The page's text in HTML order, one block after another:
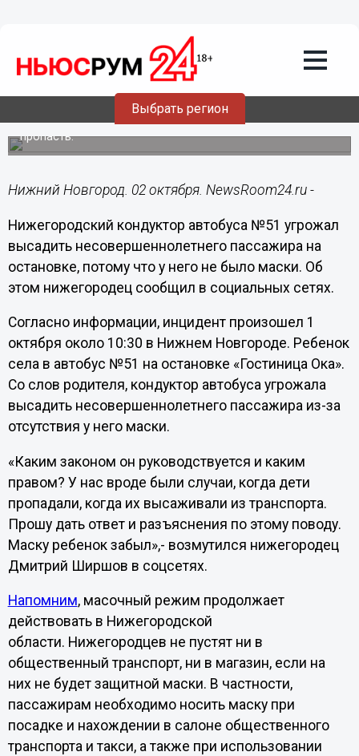
Выбрать регион
02.10.202010:26
Нижегородский кондуктор угрожал
высадить ребенка без маски
Отец школьника опасался, что из-за высадки он мог
пропасть.
Нижний Новгород. 02 октября. NewsRoom24.ru -
Нижегородский кондуктор автобуса №51 угрожал
высадить несовершеннолетнего пассажира на
остановке, потому что у него не было маски. Об
этом нижегородец сообщил в социальных сетях.
Согласно информации, инцидент произошел 1
октября около 10:30 в Нижнем Новгороде. Ребенок
села в автобус №51 на остановке «Гостиница Ока».
Со слов родителя, кондуктор автобуса угрожала
высадить несовершеннолетнего пассажира из-за
отсутствия у него маски.
«Каким законом он руководствуется и каким
правом? У нас вроде были случаи, когда дети
пропадали, когда их высаживали из транспорта.
Прошу дать ответ и разъяснения по этому поводу.
Маску ребенок забыл»,- возмутился нижегородец
Дмитрий Ширшов в соцсетях.
Напомним, масочный режим продолжает
действовать в Нижегородской
области. Нижегородцев не пустят ни в
общественный транспорт, ни в магазин, если на
них не будет защитной маски. В частности,
пассажирам необходимо носить маску при
посадке и нахождении в салоне общественного
транспорта и такси, а также при использовании